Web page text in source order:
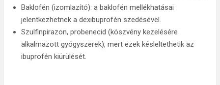
Baklofén (izomlazító): a baklofén mellékhatásai
jelentkezhetnek a dexibuprofén szedésével.
Szulfinpirazon, probenecid (köszvény kezelésére
alkalmazott gyógyszerek), mert ezek késleltethetik az
ibuprofén kiürülését.